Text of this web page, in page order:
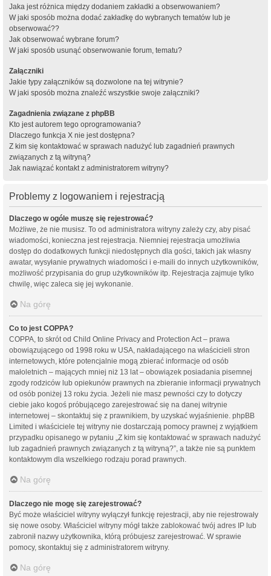
Jaka jest różnica między dodaniem zakładki a obserwowaniem?
W jaki sposób można dodać zakładkę do wybranych tematów lub je
obserwować??
Jak obserwować wybrane forum?
W jaki sposób usunąć obserwowanie forum, tematu?
Załączniki
Jakie typy załączników są dozwolone na tej witrynie?
W jaki sposób można znaleźć wszystkie swoje załączniki?
Zagadnienia związane z phpBB
Kto jest autorem tego oprogramowania?
Dlaczego funkcja X nie jest dostępna?
Z kim się kontaktować w sprawach nadużyć lub zagadnień prawnych
związanych z tą witryną?
Jak nawiązać kontakt z administratorem witryny?
Problemy z logowaniem i rejestracją
Dlaczego w ogóle muszę się rejestrować?
Możliwe, że nie musisz. To od administratora witryny zależy czy, aby pisać
wiadomości, konieczna jest rejestracja. Niemniej rejestracja umożliwia
dostęp do dodatkowych funkcji niedostępnych dla gości, takich jak własny
awatar, wysyłanie prywatnych wiadomości i e-maili do innych użytkowników,
możliwość przypisania do grup użytkowników itp. Rejestracja zajmuje tylko
chwilę, więc zaleca się jej wykonanie.
Na górę
Co to jest COPPA?
COPPA, to skrót od Child Online Privacy and Protection Act – prawa
obowiązującego od 1998 roku w USA, nakładającego na właścicieli stron
internetowych, które potencjalnie mogą zbierać informacje od osób
małoletnich – mających mniej niż 13 lat – obowiązek posiadania pisemnej
zgody rodziców lub opiekunów prawnych na zbieranie informacji prywatnych
od osób poniżej 13 roku życia. Jeżeli nie masz pewności czy to dotyczy
ciebie jako kogoś próbującego zarejestrować się na danej witrynie
internetowej – skontaktuj się z prawnikiem, by uzyskać wyjaśnienie. phpBB
Limited i właściciele tej witryny nie dostarczają pomocy prawnej z wyjątkiem
przypadku opisanego w pytaniu „Z kim się kontaktować w sprawach nadużyć
lub zagadnień prawnych związanych z tą witryną?”, a także nie są punktem
kontaktowym dla wszelkiego rodzaju porad prawnych.
Na górę
Dlaczego nie mogę się zarejestrować?
Być może właściciel witryny wyłączył funkcję rejestracji, aby nie rejestrowały
się nowe osoby. Właściciel witryny mógł także zablokować twój adres IP lub
zabronił nazwy użytkownika, którą próbujesz zarejestrować. W sprawie
pomocy, skontaktuj się z administratorem witryny.
Na górę